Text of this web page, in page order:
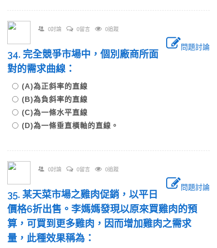
0討論 0留言 0追蹤
問題討論
34. 完全競爭市場中，個別廠商所面
對的需求曲線：
(A)為正斜率的直線
(B)為負斜率的直線
(C)為一條水平直線
(D)為一條垂直橫軸的直線。
0討論 0留言 0追蹤
問題討論
35. 某天菜市場之雞肉促銷，以平日
價格6折出售。李媽媽發現以原來買雞肉的預
算，可買到更多雞肉，因而增加雞肉之需求
量，此種效果稱為：